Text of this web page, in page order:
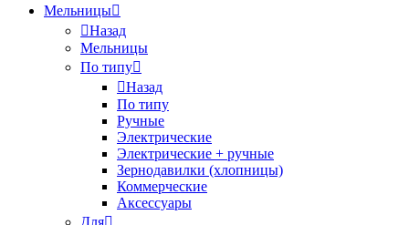
Мельницы
Назад
Мельницы
По типу
Назад
По типу
Ручные
Электрические
Электрические + ручные
Зернодавилки (хлопницы)
Коммерческие
Аксессуары
Для